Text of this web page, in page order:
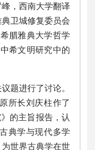
，西南大学翻译
卫城修复委员会
腊雅典大学哲学
希文明研究中的
题进行了讨论。
所长刘庆柱作了
的主旨报告，认
典学与现代多学
世界古典学在世